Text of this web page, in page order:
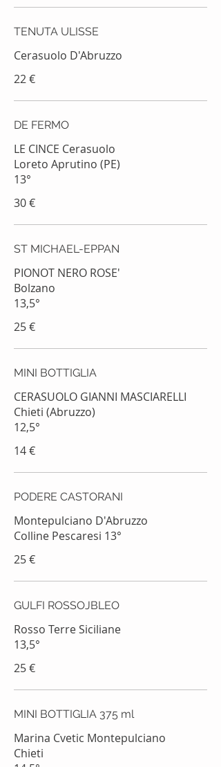
TENUTA ULISSE
Cerasuolo D'Abruzzo
22 €
DE FERMO
LE CINCE Cerasuolo
Loreto Aprutino (PE)
13°
30 €
ST MICHAEL-EPPAN
PIONOT NERO ROSE'
Bolzano
13,5°
25 €
MINI BOTTIGLIA
CERASUOLO GIANNI MASCIARELLI
Chieti (Abruzzo)
14 €
PODERE CASTORANI
Montepulciano D'Abruzzo
Colline Pescaresi 13°
25 €
GULFI ROSSOJBLEO
Rosso Terre Siciliane
13,5°
25 €
MINI BOTTIGLIA 375 ml
Marina Cvetic Montepulciano
Chieti